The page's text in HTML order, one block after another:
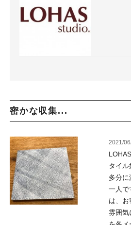
密かな収集...
2021/
タイ
多分に
一人
は、
雰囲気